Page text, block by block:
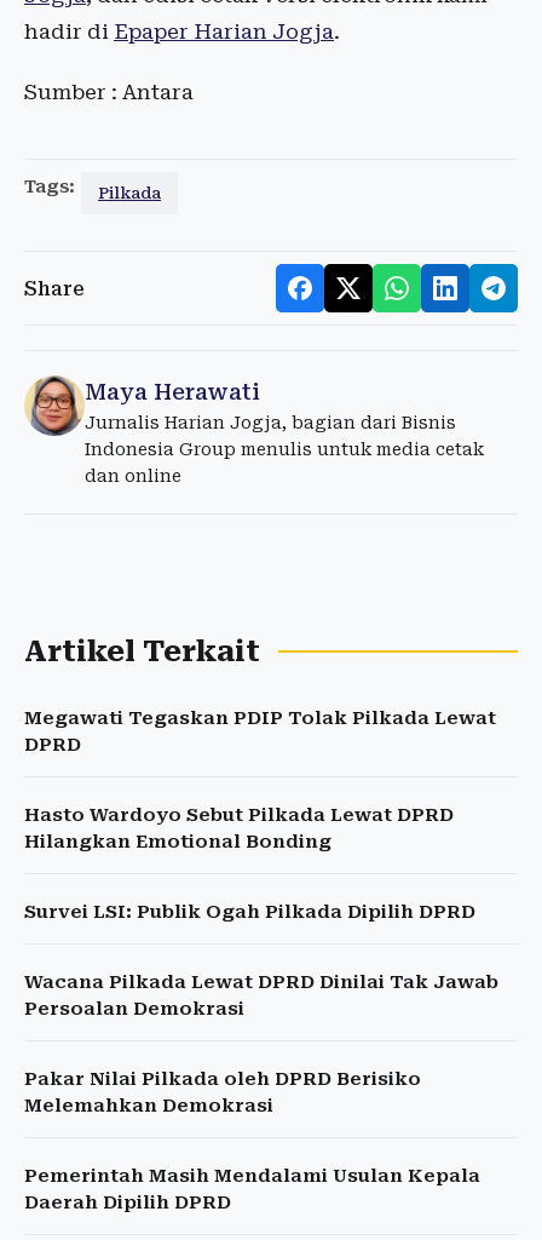
hadir di Epaper Harian Jogja.
Sumber : Antara
Tags: Pilkada
Share
Maya Herawati
Jurnalis Harian Jogja, bagian dari Bisnis
Indonesia Group menulis untuk media cetak
dan online
Artikel Terkait
Megawati Tegaskan PDIP Tolak Pilkada Lewat
DPRD
Hasto Wardoyo Sebut Pilkada Lewat DPRD
Hilangkan Emotional Bonding
Survei LSI: Publik Ogah Pilkada Dipilih DPRD
Wacana Pilkada Lewat DPRD Dinilai Tak Jawab
Persoalan Demokrasi
Pakar Nilai Pilkada oleh DPRD Berisiko
Melemahkan Demokrasi
Pemerintah Masih Mendalami Usulan Kepala
Daerah Dipilih DPRD